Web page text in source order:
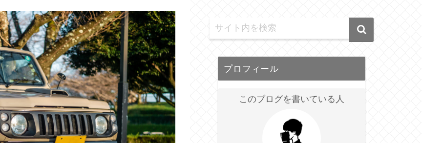
プロフィール
このブログを書いている人